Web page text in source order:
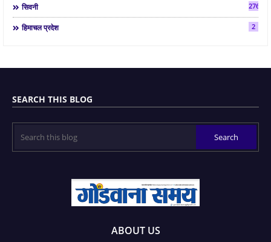
सिवनी 2763
हिमाचल प्रदेश 2
SEARCH THIS BLOG
ABOUT US